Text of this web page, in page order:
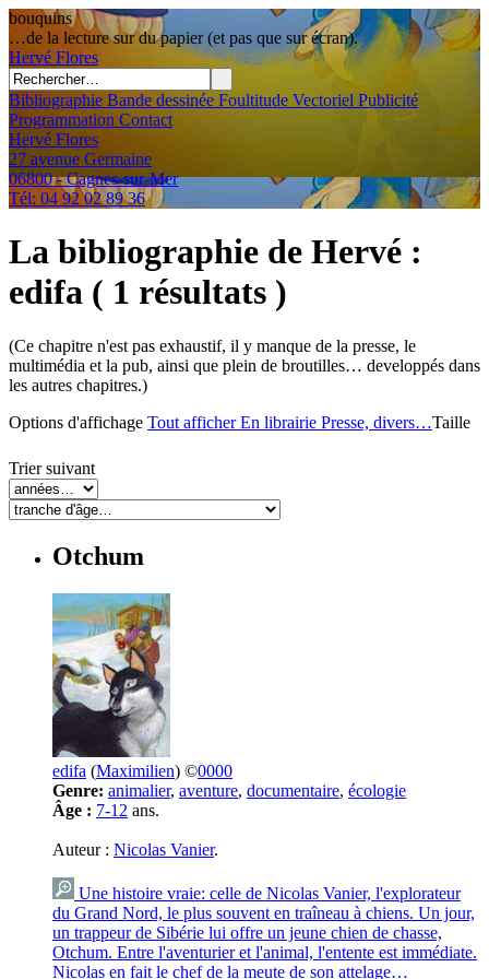
bouquins
…de la lecture sur du papier (et pas que sur écran).
Hervé Flores
Bibliographie Bande dessinée Foultitude Vectoriel Publicité
Programmation Contact
Hervé Flores
27 avenue Germaine
06800 - Cagnes-sur-Mer
Tél: 04 92 02 89 36
La bibliographie de Hervé :
edifa ( 1 résultats )
(Ce chapitre n'est pas exhaustif, il y manque de la presse, le
multimédia et la pub, ainsi que plein de broutilles… developpés dans
les autres chapitres.)
Options d'affichage Tout afficherEn librairie Presse, divers…Taille
Trier suivant
Otchum
edifa (Maximilien) ©0000
Genre: animalier, aventure, documentaire, écologie
Âge : 7-12 ans.
Auteur : Nicolas Vanier.
Une histoire vraie: celle de Nicolas Vanier, l'explorateur
du Grand Nord, le plus souvent en traîneau à chiens. Un jour,
un trappeur de Sibérie lui offre un jeune chien de chasse,
Otchum. Entre l'aventurier et l'animal, l'entente est immédiate.
Nicolas en fait le chef de la meute de son attelage…